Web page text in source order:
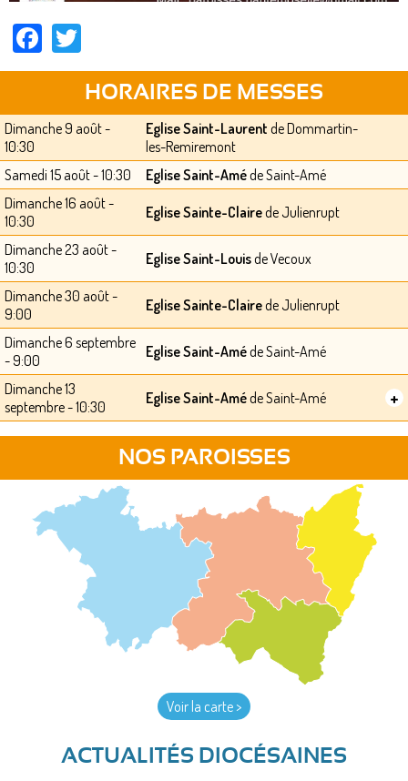
Facebook
HORAIRES DE MESSES
Dimanche 9 août -
10:30
Eglise Saint-Laurent de Dommartin-
les-Remiremont
Samedi 15 août - 10:30
Eglise Saint-Améde Saint-Amé
Dimanche 16 août -
10:30
Eglise Sainte-Clairede Julienrupt
Dimanche 23 août -
10:30
Eglise Saint-Louisde Vecoux
Dimanche 30 août -
9:00
Eglise Sainte-Clairede Julienrupt
Dimanche 6 septembre
- 9:00
Eglise Saint-Améde Saint-Amé
Dimanche 13
septembre - 10:30
Eglise Saint-Améde Saint-Amé +
NOS PAROISSES
Voir la carte >
ACTUALITÉS DIOCÉSAINES